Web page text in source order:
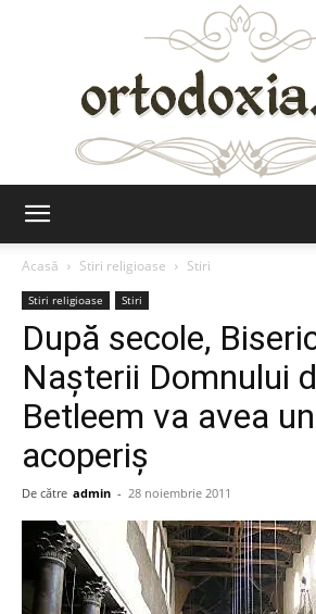
Acasă
Stiri religioase Stiri
Stiri religioase Stiri
După secole,
Naşterii Domnului
Betleem va avea
acoperiş
De către admin - 28 noiembrie 2011